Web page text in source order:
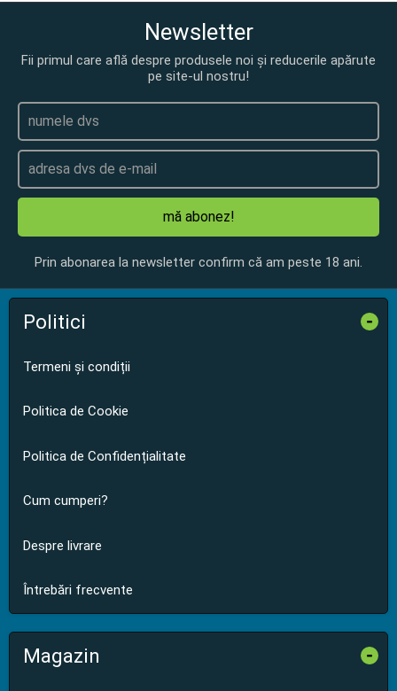
Newsletter
Fii primul care află despre produsele noi și reducerile apărute
pe site-ul nostru!
mă abonez!
Prin abonarea la newsletter confirm că am peste 18 ani.
Politici -
Termeni și condiții
Politica de Cookie
Politica de Confidențialitate
Cum cumperi?
Despre livrare
Întrebări frecvente
Magazin -